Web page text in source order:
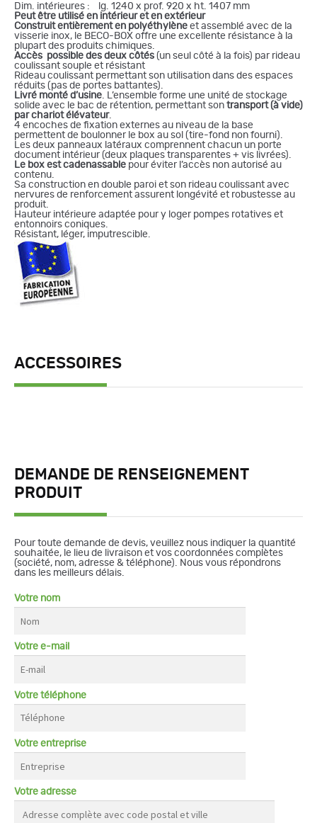
Dim. intérieures : lg. 1240 x prof. 920 x ht. 1407 mm
Peut être utilisé en intérieur et en extérieur
Construit entièrement en polyéthylène et assemblé avec de la
visserie inox, le BECO-BOX offre une excellente résistance à la
plupart des produits chimiques.
Accès possible des deux côtés (un seul côté à la fois) par rideau
coulissant souple et résistant
Rideau coulissant permettant son utilisation dans des espaces
réduits (pas de portes battantes).
Livré monté d’usine . L’ensemble forme une unité de stockage
solide avec le bac de rétention, permettant son transport (à vide)
par chariot élévateur.
4 encoches de fixation externes au niveau de la base
permettent de boulonner le box au sol (tire-fond non fourni).
Les deux panneaux latéraux comprennent chacun un porte
document intérieur (deux plaques transparentes + vis livrées).
Le box est cadenassable pour éviter l’accès non autorisé au
contenu.
Sa construction en double paroi et son rideau coulissant avec
nervures de renforcement assurent longévité et robustesse au
produit.
Hauteur intérieure adaptée pour y loger pompes rotatives et
entonnoirs coniques.
Résistant, léger, imputrescible.
ACCESSOIRES
DEMANDE DE RENSEIGNEMENT
PRODUIT
Pour toute demande de devis, veuillez nous indiquer la quantité
souhaitée, le lieu de livraison et vos coordonnées complètes
(société, nom, adresse & téléphone). Nous vous répondrons
dans les meilleurs délais.
Votre nom
Votre e-mail
Votre téléphone
Votre entreprise
Votre adresse